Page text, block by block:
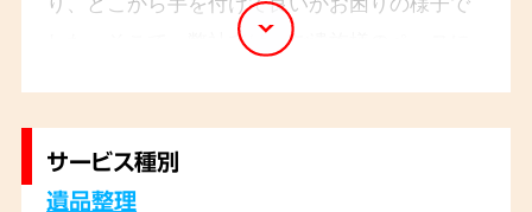
した。そこで、弊社では、ご遺族様のペースに
るものは配送の手配など、ご遺族様の想いを大
切にしながら作業を進めました。
サービス種別
遺品整理